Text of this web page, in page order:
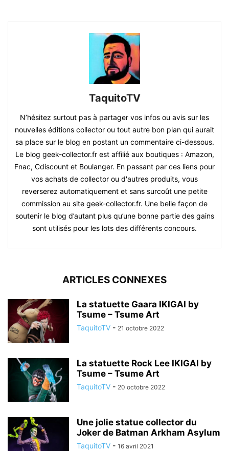
TaquitoTV
N’hésitez surtout pas à partager vos infos ou avis sur les
nouvelles éditions collector ou tout autre bon plan qui aurait
sa place sur le blog en postant un commentaire ci-dessous.
Le blog geek-collector.fr est affilié aux boutiques : Amazon,
Fnac, Cdiscount et Boulanger. En passant par ces liens pour
vos achats de collector ou d'autres produits, vous
reverserez automatiquement et sans surcoût une petite
commission au site geek-collector.fr. Une belle façon de
soutenir le blog d’autant plus qu’une bonne partie des gains
sont utilisés pour les lots des différents concours.
ARTICLES CONNEXES
La statuette Gaara IKIGAI by
Tsume – Tsume Art
TaquitoTV - 21 octobre 2022
La statuette Rock Lee IKIGAI by
Tsume – Tsume Art
TaquitoTV - 20 octobre 2022
Une jolie statue collector du
Joker de Batman Arkham Asylum
TaquitoTV - 16 avril 2021